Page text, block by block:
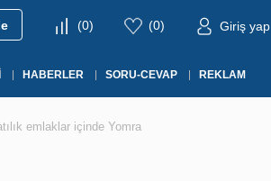
(0) (0) Giriş yap
HABERLER SORU-CEVAP REKLAM
emlaklar içinde Yomra